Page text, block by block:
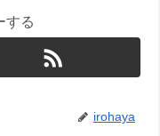
する
irohaya